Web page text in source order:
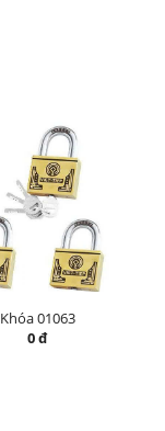
Khóa 01063
0 đ